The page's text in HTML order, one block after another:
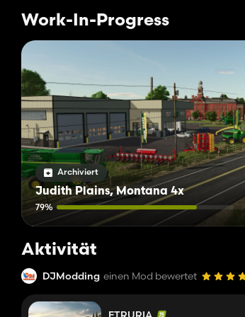
Work-In-Progress
Archiviert
Judith Plains, Montana 4x
79%
Aktivität
DJModding einen Mod bewertet